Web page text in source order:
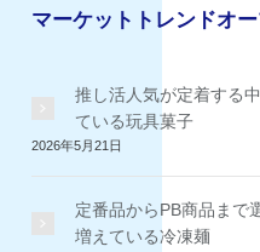
イ
マーケットトレンドオ
推し活人気が定着する
ている玩具菓子
2026年5月21日
定番品からPB商品まで
増えている冷凍麺